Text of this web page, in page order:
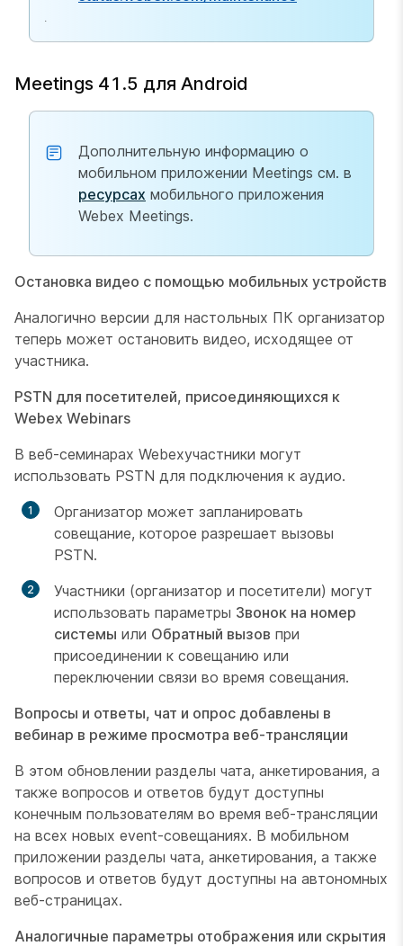
Meetings 41.5 для Android
Дополнительную информацию о
мобильном приложении Meetings см. в
ресурсах мобильного приложения
Webex Meetings.
Остановка видео с помощью мобильных устройств
Аналогично версии для настольных ПК организатор
теперь может остановить видео, исходящее от
участника.
PSTN для посетителей, присоединяющихся к
Webex Webinars
В веб-семинарах Webexучастники могут
использовать PSTN для подключения к аудио.
Организатор может запланировать
совещание, которое разрешает вызовы
PSTN.
Участники (организатор и посетители) могут
использовать параметры Звонок на номер
системы или Обратный вызов при
присоединении к совещанию или
переключении связи во время совещания.
Вопросы и ответы, чат и опрос добавлены в
вебинар в режиме просмотра веб-трансляции
В этом обновлении разделы чата, анкетирования, а
также вопросов и ответов будут доступны
конечным пользователям во время веб-трансляции
на всех новых event-совещаниях. В мобильном
приложении разделы чата, анкетирования, а также
вопросов и ответов будут доступны на автономных
веб-страницах.
Аналогичные параметры отображения или скрытия